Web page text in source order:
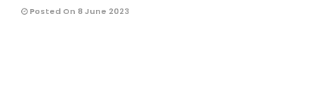
Posted On 8 June 2023